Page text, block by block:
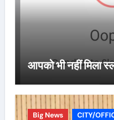
आपको भी नहीं मिला
Big News CITY/